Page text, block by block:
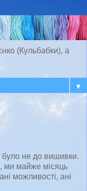
(Кульбабки), а
▼
було не до вишивки.
ми майже місяць
можливості, ані